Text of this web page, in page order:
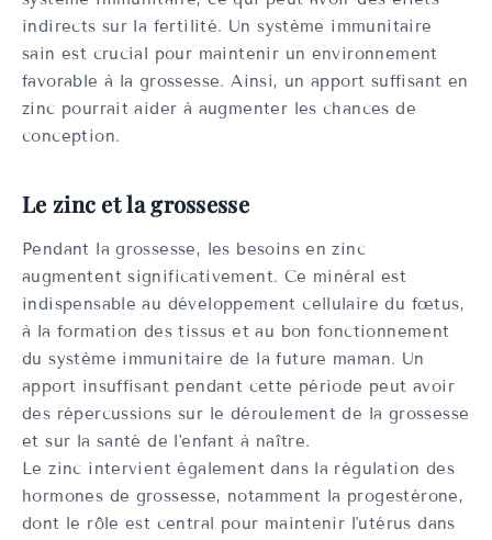
indirects sur la fertilité. Un système immunitaire
sain est crucial pour maintenir un environnement
favorable à la grossesse. Ainsi, un apport suffisant en
zinc pourrait aider à augmenter les chances de
conception.
Le zinc et la grossesse
Pendant la grossesse, les besoins en zinc
augmentent significativement. Ce minéral est
indispensable au développement cellulaire du fœtus,
à la formation des tissus et au bon fonctionnement
du système immunitaire de la future maman. Un
apport insuffisant pendant cette période peut avoir
des répercussions sur le déroulement de la grossesse
et sur la santé de l'enfant à naître.
Le zinc intervient également dans la régulation des
hormones de grossesse, notamment la progestérone,
dont le rôle est central pour maintenir l'utérus dans